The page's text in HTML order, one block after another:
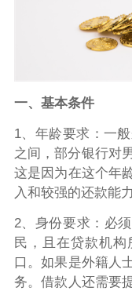
一、基本条件
1、年龄要求：一
之间，部分银行对
这是因为在这个年
入和较强的还款能
2、身份要求：必
民，且在贷款机
口。如果是外籍人
务。借款人还需要